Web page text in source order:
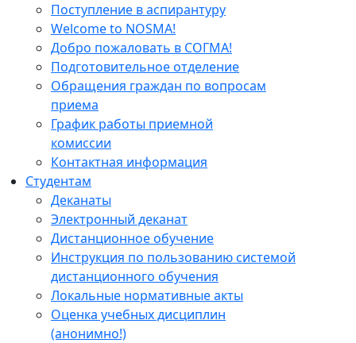
Поступление в аспирантуру
Welcome to NOSMA!
Добро пожаловать в СОГМА!
Подготовительное отделение
Обращения граждан по вопросам
приема
График работы приемной
комиссии
Контактная информация
Студентам
Деканаты
Электронный деканат
Дистанционное обучение
Инструкция по пользованию системой
дистанционного обучения
Локальные нормативные акты
Оценка учебных дисциплин
(анонимно!)